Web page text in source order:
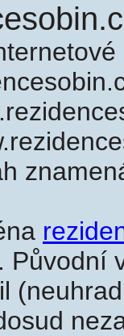
Původní